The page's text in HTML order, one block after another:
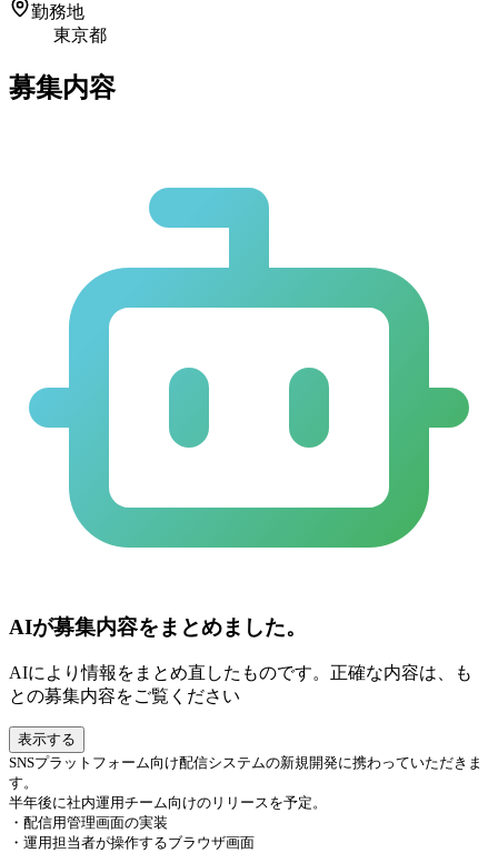
勤務地
東京都
募集内容
AIが募集内容をまとめました。
AIにより情報をまとめ直したものです。正確な内容は、も
との募集内容をご覧ください
表示する
SNSプラットフォーム向け配信システムの新規開発に携わっていただきま
す。
半年後に社内運用チーム向けのリリースを予定。
・配信用管理画面の実装
・運用担当者が操作するブラウザ画面